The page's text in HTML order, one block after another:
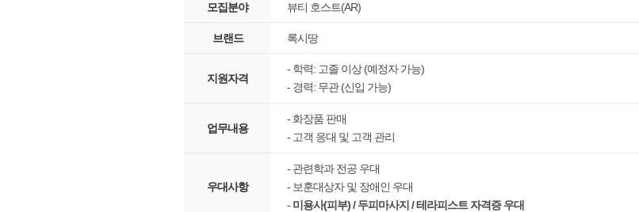
모집분야 뷰티 호스트(AR)
브랜드 록시땅
지원자격
- 학력: 고졸 이상 (예정자 가능)
- 경력: 무관 (신입 가능)
업무내용
- 화장품 판매
- 고객 응대 및 고객 관리
우대사항
- 관련학과 전공 우대
- 보훈대상자 및 장애인 우대
- 미용사(피부) / 두피마사지 / 테라피스트 자격증 우대